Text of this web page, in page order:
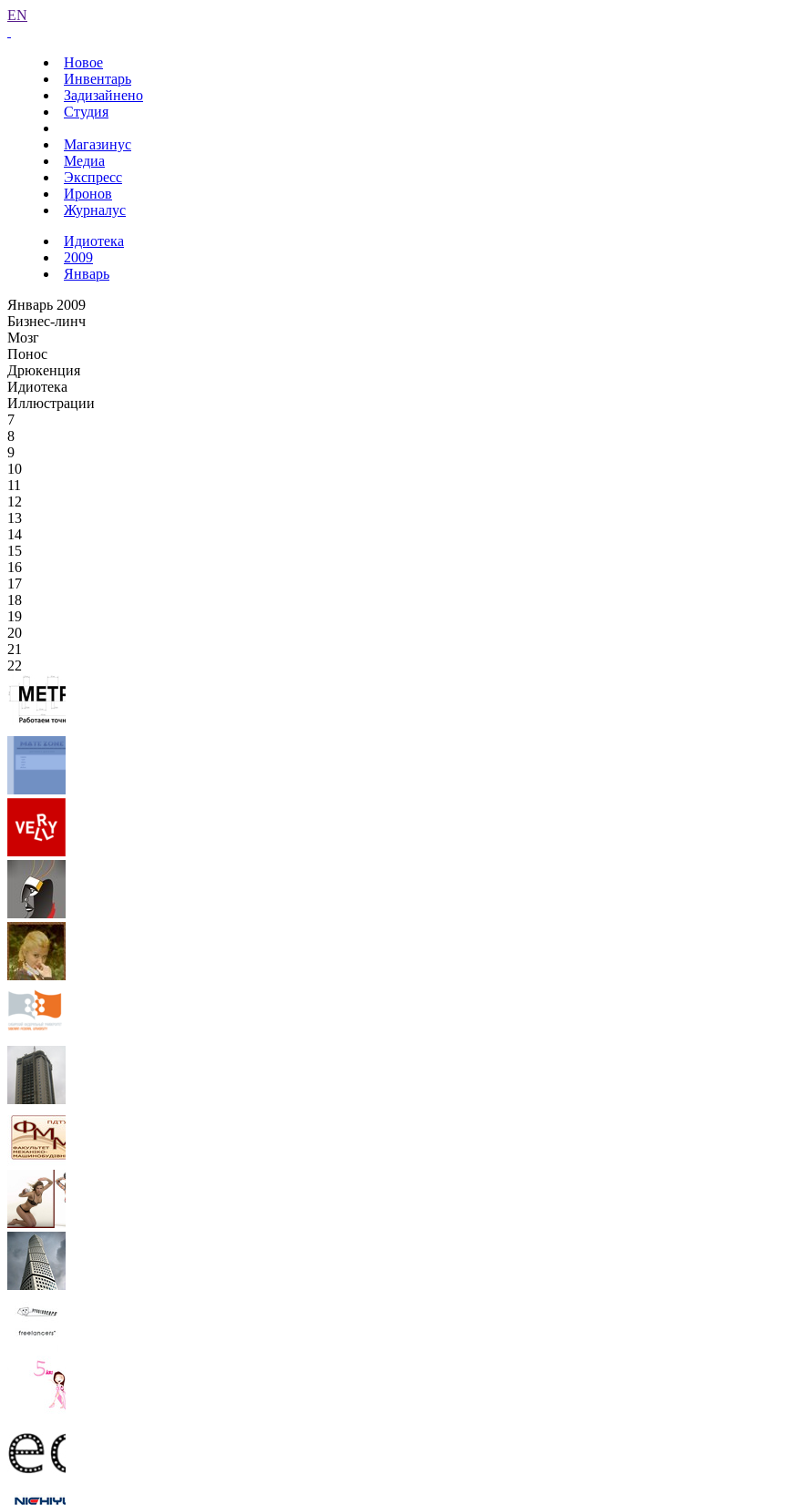
EN
Новое
Инвентарь
Задизайнено
Студия
Магазинус
Медиа
Экспресс
Иронов
Журналус
Идиотека
2009
Январь
Январь 2009
Бизнес-линч
Мозг
Понос
Дрюкенция
Идиотека
Иллюстрации
7
8
9
10
11
12
13
14
15
16
17
18
19
20
21
22